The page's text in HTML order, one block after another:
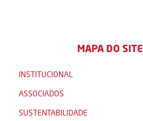
MAPA DO SITE
INSTITUCIONAL
ASSOCIADOS
SUSTENTABILIDADE